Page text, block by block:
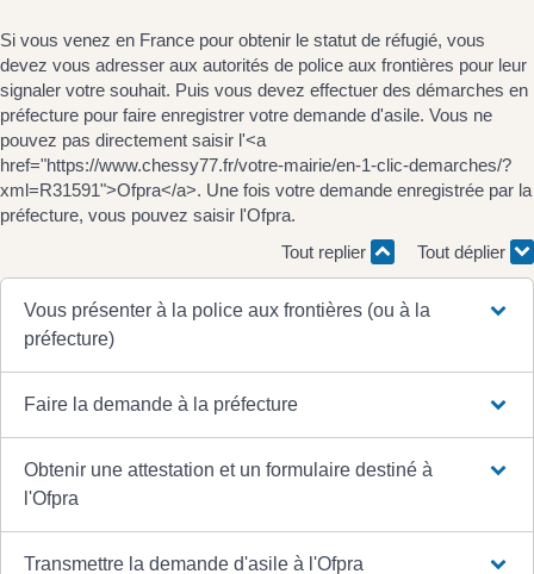
Si vous venez en France pour obtenir le statut de réfugié, vous
devez vous adresser aux autorités de police aux frontières pour leur
signaler votre souhait. Puis vous devez effectuer des démarches en
préfecture pour faire enregistrer votre demande d'asile. Vous ne
pouvez pas directement saisir l'<a
href="https://www.chessy77.fr/votre-mairie/en-1-clic-demarches/?
xml=R31591">Ofpra</a>. Une fois votre demande enregistrée par la
préfecture, vous pouvez saisir l'Ofpra.
Tout replier
Tout déplier
Vous présenter à la police aux frontières (ou à la
préfecture)
Faire la demande à la préfecture
Obtenir une attestation et un formulaire destiné à
l'Ofpra
Transmettre la demande d'asile à l'Ofpra